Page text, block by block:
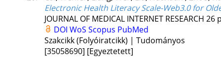
Electronic Health Literacy Scale-Web3.0 for
JOURNAL OF MEDICAL INTERNET RESEARCH 26
DOI WoS Scopus PubMed
Szakcikk (Folyóiratcikk) | Tudományos
[35058690] [Egyeztetett]